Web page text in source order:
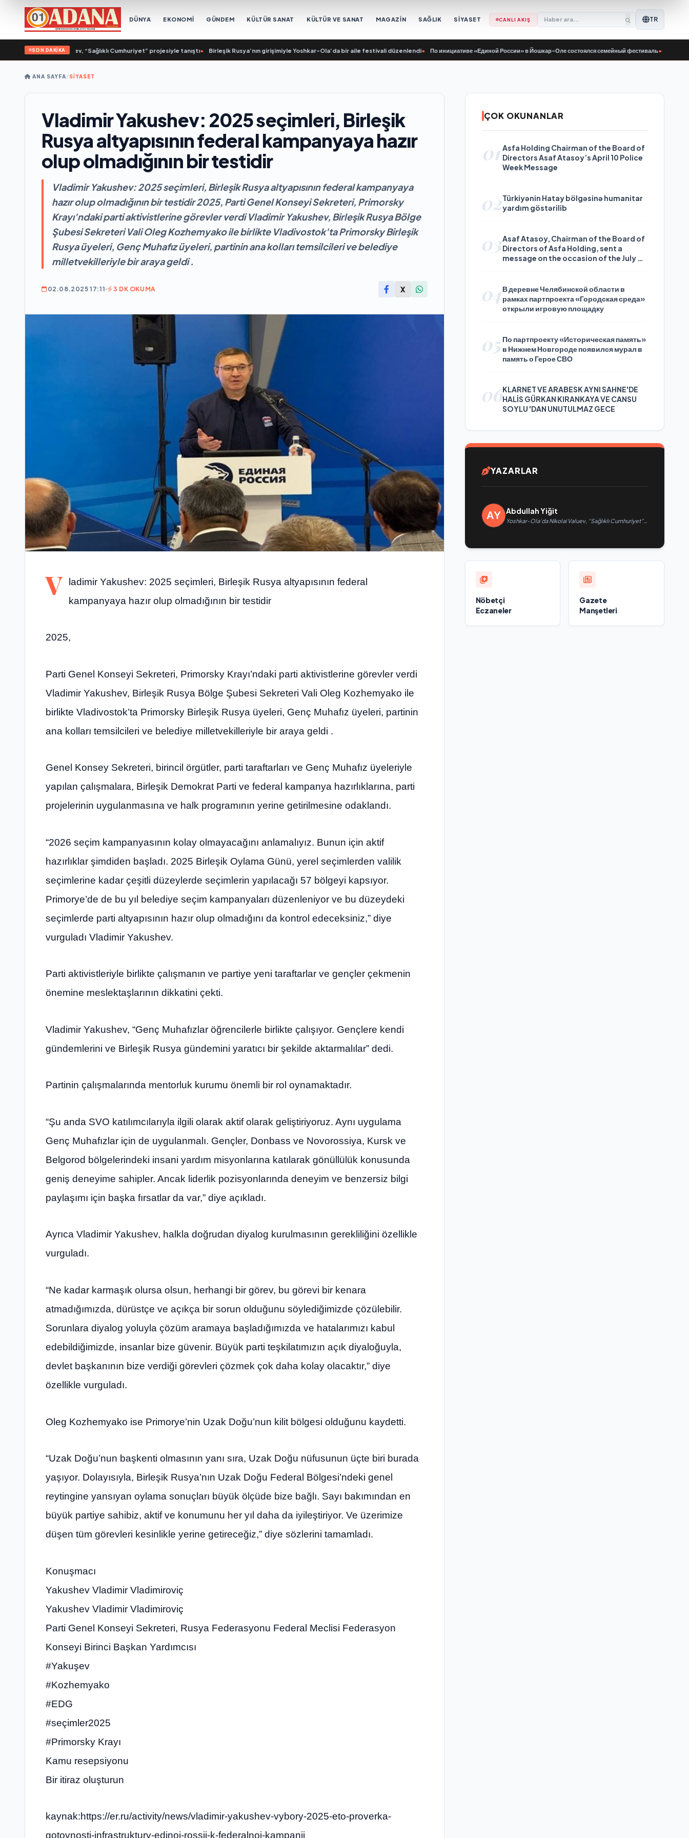
DÜNYA EKONOMİ GÜNDEM KÜLTÜR SANAT KÜLTÜR VE SANAT MAGAZİN SAĞLIK SİYASET CANLI AKIŞ TR
SON DAKİKA
Nikolai Valuev, “Sağlıklı Cumhuriyet” projesiyle tanıştı • Birleşik Rusya’nın girişimiyle Yoshkar-Ola’da bir aile festivali düzenlendi• По инициативе «Единой России» в Йошкар-Оле состоялся семейный фестиваль• St.
ANA SAYFA/SİYASET
Vladimir Yakushev: 2025 seçimleri, Birleşik
Rusya altyapısının federal kampanyaya hazır
olup olmadığının bir testidir
Vladimir Yakushev: 2025 seçimleri, Birleşik Rusya altyapısının federal kampanyaya
hazır olup olmadığının bir testidir 2025, Parti Genel Konseyi Sekreteri, Primorsky
Krayı'ndaki parti aktivistlerine görevler verdi Vladimir Yakushev, Birleşik Rusya Bölge
Şubesi Sekreteri Vali Oleg Kozhemyako ile birlikte Vladivostok'ta Primorsky Birleşik
Rusya üyeleri, Genç Muhafız üyeleri, partinin ana kolları temsilcileri ve belediye
milletvekilleriyle bir araya geldi .
02.08.2025 17:11 3 DK OKUMA X
V
ladimir Yakushev: 2025 seçimleri, Birleşik Rusya altyapısının federal
kampanyaya hazır olup olmadığının bir testidir
2025,
Parti Genel Konseyi Sekreteri, Primorsky Krayı’ndaki parti aktivistlerine görevler verdi
Vladimir Yakushev, Birleşik Rusya Bölge Şubesi Sekreteri Vali Oleg Kozhemyako ile
birlikte Vladivostok’ta Primorsky Birleşik Rusya üyeleri, Genç Muhafız üyeleri, partinin
ana kolları temsilcileri ve belediye milletvekilleriyle bir araya geldi .
Genel Konsey Sekreteri, birincil örgütler, parti taraftarları ve Genç Muhafız üyeleriyle
yapılan çalışmalara, Birleşik Demokrat Parti ve federal kampanya hazırlıklarına, parti
projelerinin uygulanmasına ve halk programının yerine getirilmesine odaklandı.
“2026 seçim kampanyasının kolay olmayacağını anlamalıyız. Bunun için aktif
hazırlıklar şimdiden başladı. 2025 Birleşik Oylama Günü, yerel seçimlerden valilik
seçimlerine kadar çeşitli düzeylerde seçimlerin yapılacağı 57 bölgeyi kapsıyor.
Primorye’de de bu yıl belediye seçim kampanyaları düzenleniyor ve bu düzeydeki
seçimlerde parti altyapısının hazır olup olmadığını da kontrol edeceksiniz,” diye
vurguladı Vladimir Yakushev.
Parti aktivistleriyle birlikte çalışmanın ve partiye yeni taraftarlar ve gençler çekmenin
önemine meslektaşlarının dikkatini çekti.
Vladimir Yakushev, “Genç Muhafızlar öğrencilerle birlikte çalışıyor. Gençlere kendi
gündemlerini ve Birleşik Rusya gündemini yaratıcı bir şekilde aktarmalılar” dedi.
Partinin çalışmalarında mentorluk kurumu önemli bir rol oynamaktadır.
“Şu anda SVO katılımcılarıyla ilgili olarak aktif olarak geliştiriyoruz. Aynı uygulama
Genç Muhafızlar için de uygulanmalı. Gençler, Donbass ve Novorossiya, Kursk ve
Belgorod bölgelerindeki insani yardım misyonlarına katılarak gönüllülük konusunda
geniş deneyime sahipler. Ancak liderlik pozisyonlarında deneyim ve benzersiz bilgi
paylaşımı için başka fırsatlar da var,” diye açıkladı.
Ayrıca Vladimir Yakushev, halkla doğrudan diyalog kurulmasının gerekliliğini özellikle
vurguladı.
“Ne kadar karmaşık olursa olsun, herhangi bir görev, bu görevi bir kenara
atmadığımızda, dürüstçe ve açıkça bir sorun olduğunu söylediğimizde çözülebilir.
Sorunlara diyalog yoluyla çözüm aramaya başladığımızda ve hatalarımızı kabul
edebildiğimizde, insanlar bize güvenir. Büyük parti teşkilatımızın açık diyaloğuyla,
devlet başkanının bize verdiği görevleri çözmek çok daha kolay olacaktır,” diye
özellikle vurguladı.
Oleg Kozhemyako ise Primorye’nin Uzak Doğu’nun kilit bölgesi olduğunu kaydetti.
“Uzak Doğu’nun başkenti olmasının yanı sıra, Uzak Doğu nüfusunun üçte biri burada
yaşıyor. Dolayısıyla, Birleşik Rusya’nın Uzak Doğu Federal Bölgesi’ndeki genel
reytingine yansıyan oylama sonuçları büyük ölçüde bize bağlı. Sayı bakımından en
büyük partiye sahibiz, aktif ve konumunu her yıl daha da iyileştiriyor. Ve üzerimize
düşen tüm görevleri kesinlikle yerine getireceğiz,” diye sözlerini tamamladı.
Konuşmacı
Yakushev Vladimir Vladimiroviç
Yakushev Vladimir Vladimiroviç
Parti Genel Konseyi Sekreteri, Rusya Federasyonu Federal Meclisi Federasyon
Konseyi Birinci Başkan Yardımcısı
#Yakuşev
#Kozhemyako
#EDG
#seçimler2025
#Primorsky Krayı
Kamu resepsiyonu
Bir itiraz oluşturun
kaynak:https://er.ru/activity/news/vladimir-yakushev-vybory-2025-eto-proverka-
gotovnosti-infrastruktury-edinoj-rossii-k-federalnoj-kampanii
ÇOK OKUNANLAR
01 Asfa Holding Chairman of the Board of
Directors Asaf Atasoy’s April 10 Police
Week Message
02Türkiyənin Hatay bölgəsinə humanitar
yardım göstərilib
03Asaf Atasoy, Chairman of the Board of
Directors of Asfa Holding, sent a
message on the occasion of the July 24
04В деревне Челябинской области в
рамках партпроекта «Городская среда»
открыли игровую площадку
05 По партпроекту «Историческая память»
в Нижнем Новгороде появился мурал в
память о Герое СВО
06KLARNET VE ARABESK AYNI SAHNE'DE
HALİS GÜRKAN KIRANKAYA VE CANSU
SOYLU 'DAN UNUTULMAZ GECE
YAZARLAR
Abdullah Yiğit
Yoshkar-Ola’da Nikolai Valuev, “Sağlıklı Cumhuriyet”
Nöbetçi
Eczaneler
Gazete
Manşetleri